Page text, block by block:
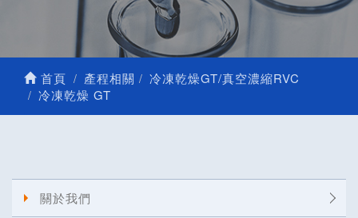
首頁 產程相關
冷凍乾燥GT/真空濃縮RVC
冷凍乾燥 GT
關於我們